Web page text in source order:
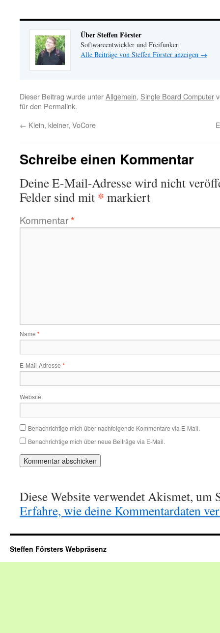
Über Steffen Förster
Softwareentwickler und Freifunker
Alle Beiträge von Steffen Förster anzeigen →
Dieser Beitrag wurde unterAllgemein, Single Board Computer
für den Permalink.
← Klein, kleiner, VoCore
Schreibe einen Kommentar
Deine E-Mail-Adresse wird nicht
Felder sind mit * markiert
Kommentar*
Name *
E-Mail-Adresse *
Website
Benachrichtige mich über nachfolgende Kommentare via E-Mail.
Benachrichtige mich über neue Beiträge via E-Mail.
Diese Website verwendet Akismet, um
Erfahre, wie deine Kommentardaten
Steffen Försters Webpräsenz